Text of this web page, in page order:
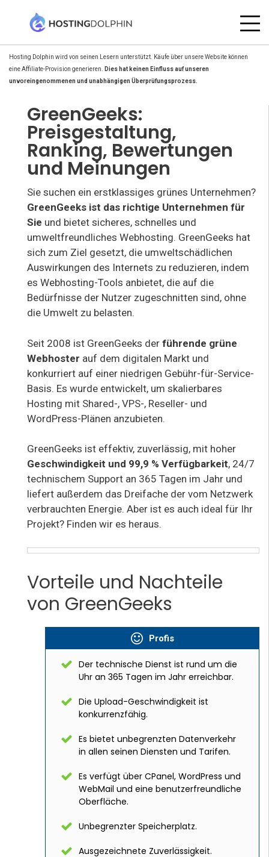
Hosting Dolphin wird von seinen Lesern unterstützt. Käufe über unsere Website können
eine Affiliate-Provision generieren.
Dies hat keinen Einfluss auf unseren
unvoreingenommenen und unabhängigen Überprüfungsprozess.
GreenGeeks:
Preisgestaltung,
Ranking, Bewertungen
und Meinungen
Sie suchen ein erstklassiges grünes Unternehmen?
GreenGeeks ist das richtige Unternehmen für
Sie und bietet sicheres, schnelles und
umweltfreundliches Webhosting. GreenGeeks hat
sich zum Ziel gesetzt, die umweltschädlichen
Auswirkungen des Internets zu reduzieren, indem
es Webhosting-Tools anbietet, die auf die
Bedürfnisse der Nutzer zugeschnitten sind, ohne
die Umwelt zu belasten.
Seit 2008 ist GreenGeeks der führende grüne
Webhoster auf dem digitalen Markt und
konkurriert auf einer niedrigen Gebühr-für-Service-
Basis. Es wurde entwickelt, um skalierbares
Hosting mit Shared-, VPS-, Reseller- und
WordPress-Plänen anzubieten.
GreenGeeks ist effektiv, zuverlässig, mit hoher
Geschwindigkeit und 99,9 % Verfügbarkeit, 24/7
technischem Support an 365 Tagen im Jahr und
liefert außerdem das Dreifache der vom Netzwerk
verbrauchten Energie. Aber ist es auch ideal für Ihr
Projekt? Finden wir es heraus.
Vorteile und Nachteile
von GreenGeeks
Profis
Der technische Dienst ist rund um die
Uhr an 365 Tagen im Jahr erreichbar.
Die Upload-Geschwindigkeit ist
konkurrenzfähig.
Es bietet unbegrenzten Datenverkehr
in allen seinen Diensten und Tarifen.
Es verfügt über CPanel, WordPress und
WebMail und eine benutzerfreundliche
Oberfläche.
Unbegrenzter Speicherplatz.
Ausgezeichnete Zuverlässigkeit.